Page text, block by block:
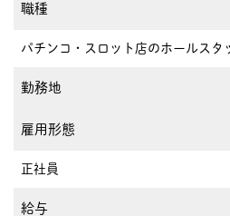
職種
パチンコ・スロット店のホールスタ
勤務地
雇用形態
正社員
給与